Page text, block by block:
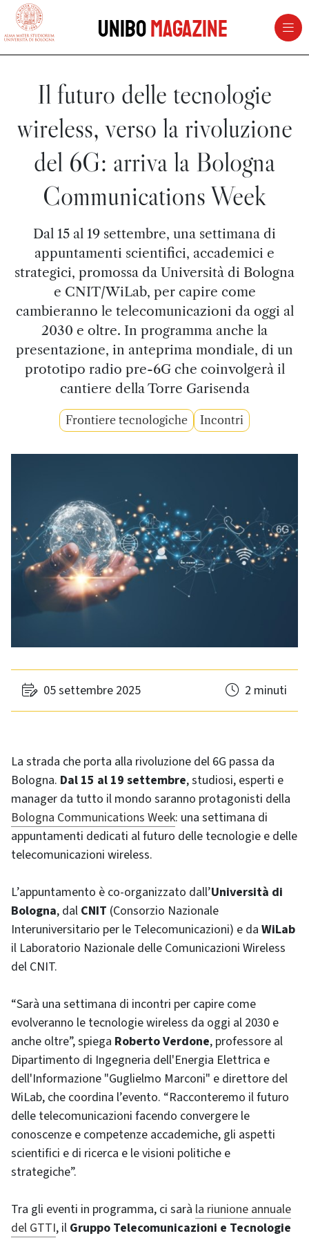
vai al contenuto della pagina
UniboMagazine
Il futuro delle tecnologie
wireless, verso la rivoluzione
del 6G: arriva la Bologna
Communications Week
Dal 15 al 19 settembre, una settimana di
appuntamenti scientifici, accademici e
strategici, promossa da Università di Bologna
e CNIT/WiLab, per capire come
cambieranno le telecomunicazioni da oggi al
2030 e oltre. In programma anche la
presentazione, in anteprima mondiale, di un
prototipo radio pre-6G che coinvolgerà il
cantiere della Torre Garisenda
Frontiere tecnologiche Incontri
05 settembre 2025 2 minuti
La strada che porta alla rivoluzione del 6G passa da
Bologna. Dal 15 al 19 settembre, studiosi, esperti e
manager da tutto il mondo saranno protagonisti della
Bologna Communications Week: una settimana di
appuntamenti dedicati al futuro delle tecnologie e delle
telecomunicazioni wireless.
L’appuntamento è co-organizzato dall’Università di
Bologna, dal CNIT (Consorzio Nazionale
Interuniversitario per le Telecomunicazioni) e da WiLab
il Laboratorio Nazionale delle Comunicazioni Wireless
del CNIT.
“Sarà una settimana di incontri per capire come
evolveranno le tecnologie wireless da oggi al 2030 e
anche oltre”, spiega Roberto Verdone, professore al
Dipartimento di Ingegneria dell'Energia Elettrica e
dell'Informazione "Guglielmo Marconi" e direttore del
WiLab, che coordina l’evento. “Racconteremo il futuro
delle telecomunicazioni facendo convergere le
conoscenze e competenze accademiche, gli aspetti
scientifici e di ricerca e le visioni politiche e
strategiche”.
Tra gli eventi in programma, ci sarà la riunione annuale
del GTTI, il Gruppo Telecomunicazioni e Tecnologie